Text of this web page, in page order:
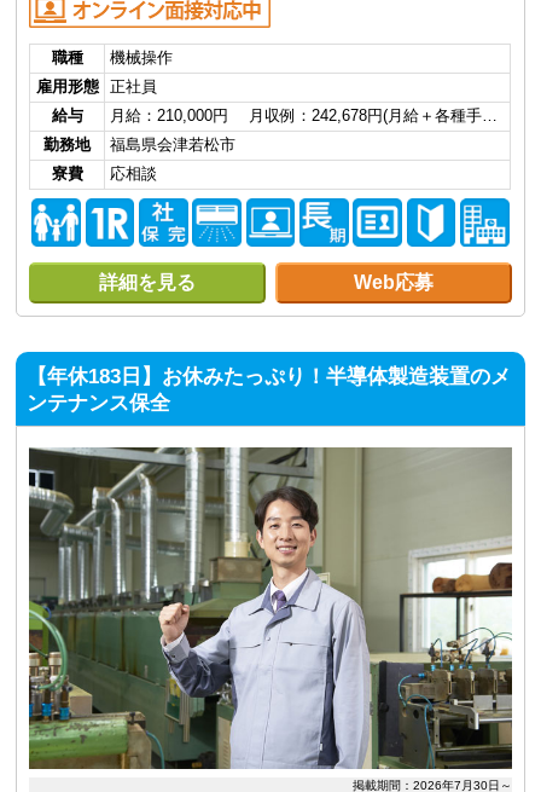
職種
機械操作
雇用形態
正社員
給与
月給：210,000円 月収例：242,678円(月給＋各種手…
勤務地
福島県会津若松市
寮費
応相談
詳細を見る Web応募
【年休183日】お休みたっぷり！半導体製造装置のメ
ンテナンス保全
掲載期間：2026年7月30日～